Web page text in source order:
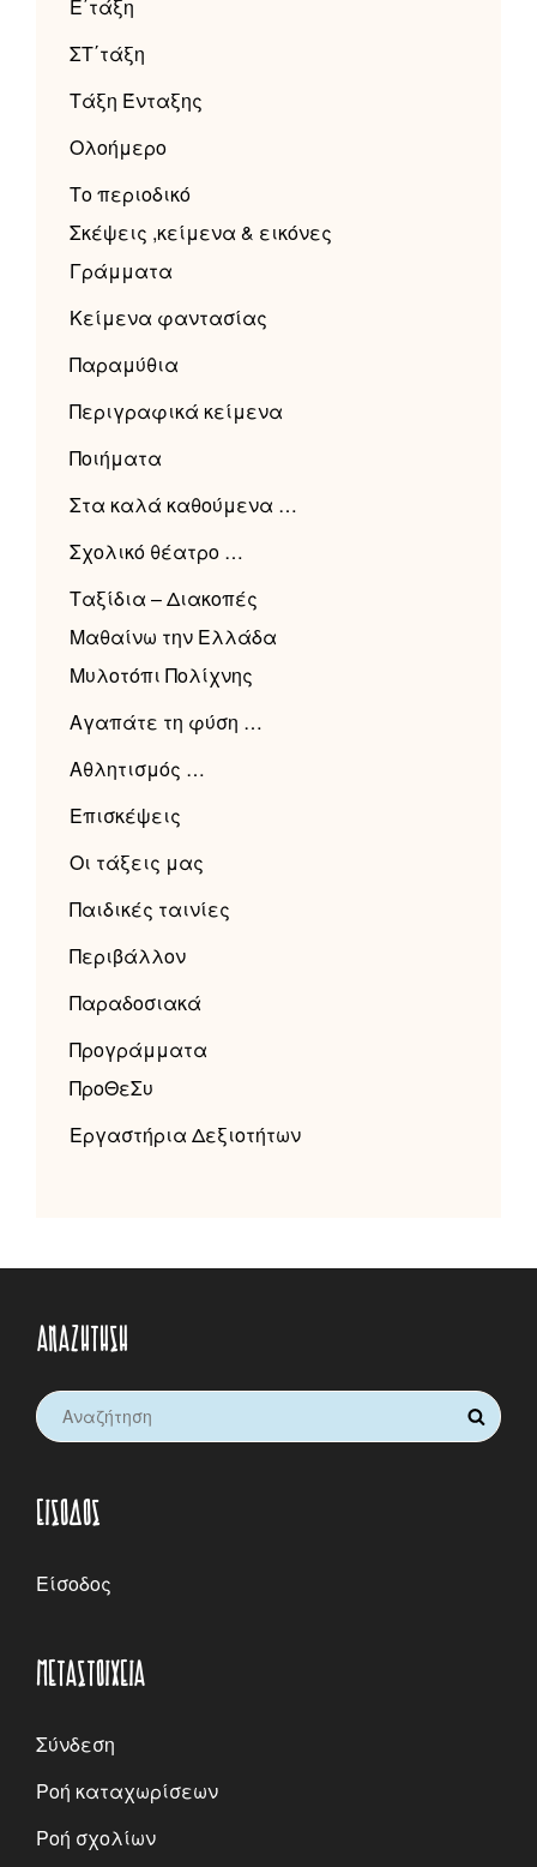
Ε΄τάξη
ΣΤ΄τάξη
Τάξη Ένταξης
Ολοήμερο
Το περιοδικό
Σκέψεις ,κείμενα & εικόνες
Γράμματα
Κείμενα φαντασίας
Παραμύθια
Περιγραφικά κείμενα
Ποιήματα
Στα καλά καθούμενα …
Σχολικό θέατρο …
Ταξίδια – Διακοπές
Μαθαίνω την Ελλάδα
Μυλοτόπι Πολίχνης
Αγαπάτε τη φύση …
Αθλητισμός …
Επισκέψεις
Οι τάξεις μας
Παιδικές ταινίες
Περιβάλλον
Παραδοσιακά
Προγράμματα
ΠροΘεΣυ
Εργαστήρια Δεξιοτήτων
ΑΝΑΖΉΤΗΣΗ
Search
for:
SEARCH
ΕΊΣΟΔΟΣ
Είσοδος
ΜΕΤΑΣΤΟΙΧΕΊΑ
Σύνδεση
Ροή καταχωρίσεων
Ροή σχολίων